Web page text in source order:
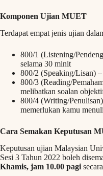
Komponen Ujian MUET
Terdapat empat jenis ujian
800/1 (Listening/
selama 30 minit
800/2 (Speaking/Lisan)
800/3 (Reading/
melibatkan soalan
800/4 (Writing/
memerlukan kamu
Cara Semakan Keputusan
Keputusan ujian Malaysian
Sesi 3 Tahun 2022 boleh
Khamis, jam 10.00 pagi